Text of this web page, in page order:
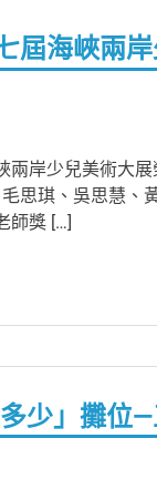
屆海峽兩
岸少兒美術大展
思琪、吳思慧、
師獎 […]
少」攤位